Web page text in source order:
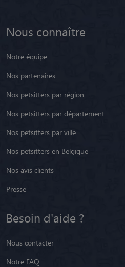
Nous connaître
Notre équipe
Nos partenaires
Nos petsitters par région
Nos petsitters par département
Nos petsitters par ville
Nos petsitters en Belgique
Nos avis clients
Presse
Besoin d'aide ?
Nous contacter
Notre FAQ